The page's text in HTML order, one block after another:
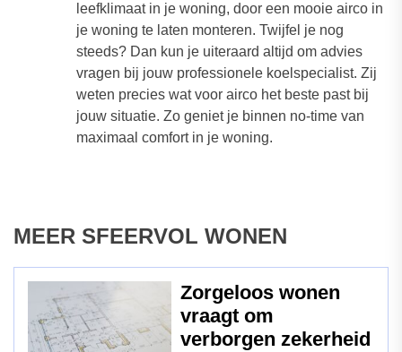
leefklimaat in je woning, door een mooie airco in
je woning te laten monteren. Twijfel je nog
steeds? Dan kun je uiteraard altijd om advies
vragen bij jouw professionele koelspecialist. Zij
weten precies wat voor airco het beste past bij
jouw situatie. Zo geniet je binnen no-time van
maximaal comfort in je woning.
MEER SFEERVOL WONEN
Zorgeloos wonen
vraagt om
verborgen zekerheid